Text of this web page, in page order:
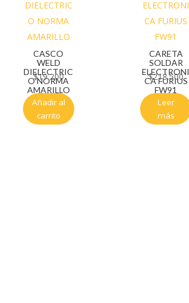
CASCO
WELD
DIELECTRIC
O NORMA
AMARILLO
$19.200
Añadir al
carrito
CARETA
SOLDAR
ELECTRONI
CA FURIUS
FW91
$218.500
Leer
más